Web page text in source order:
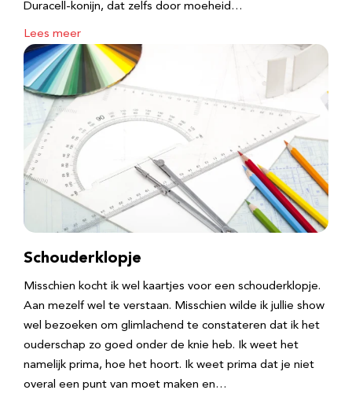
Duracell-konijn, dat zelfs door moeheid…
Lees meer
Schouderklopje
Misschien kocht ik wel kaartjes voor een schouderklopje.
Aan mezelf wel te verstaan. Misschien wilde ik jullie show
wel bezoeken om glimlachend te constateren dat ik het
ouderschap zo goed onder de knie heb. Ik weet het
namelijk prima, hoe het hoort. Ik weet prima dat je niet
overal een punt van moet maken en…